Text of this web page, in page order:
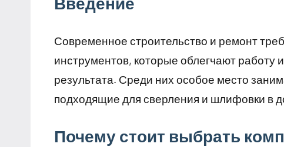
Современное строительство и ремонт
инструментов, которые облегчают работу
результата. Среди них особое место
подходящие для сверления и шлифовки в
Почему стоит выбрать